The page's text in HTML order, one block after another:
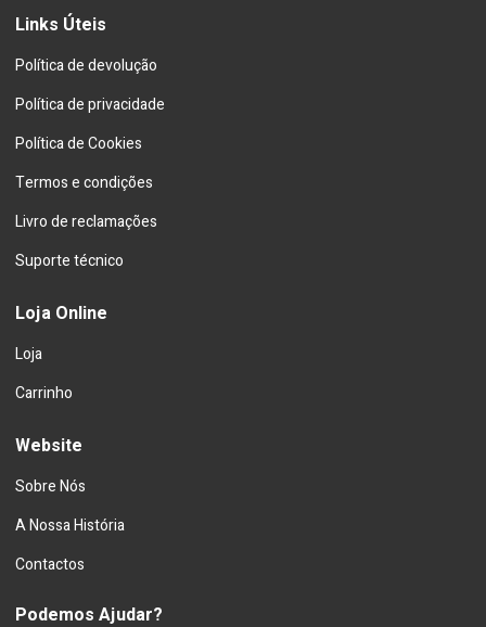
Links Úteis
Política de devolução
Política de privacidade
Política de Cookies
Termos e condições
Livro de reclamações
Suporte técnico
Loja Online
Loja
Carrinho
Website
Sobre Nós
A Nossa História
Contactos
Podemos Ajudar?